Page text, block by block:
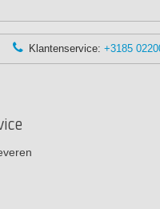
Klantenservice: +3185